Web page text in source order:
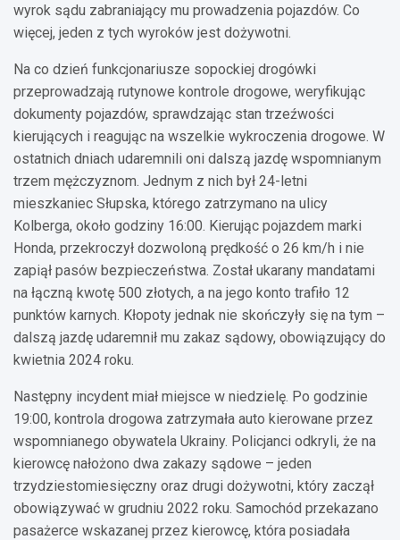
wyrok sądu zabraniający mu prowadzenia pojazdów. Co
więcej, jeden z tych wyroków jest dożywotni.
Na co dzień funkcjonariusze sopockiej drogówki
przeprowadzają rutynowe kontrole drogowe, weryfikując
dokumenty pojazdów, sprawdzając stan trzeźwości
kierujących i reagując na wszelkie wykroczenia drogowe. W
ostatnich dniach udaremnili oni dalszą jazdę wspomnianym
trzem mężczyznom. Jednym z nich był 24-letni
mieszkaniec Słupska, którego zatrzymano na ulicy
Kolberga, około godziny 16:00. Kierując pojazdem marki
Honda, przekroczył dozwoloną prędkość o 26 km/h i nie
zapiął pasów bezpieczeństwa. Został ukarany mandatami
na łączną kwotę 500 złotych, a na jego konto trafiło 12
punktów karnych. Kłopoty jednak nie skończyły się na tym –
dalszą jazdę udaremnił mu zakaz sądowy, obowiązujący do
kwietnia 2024 roku.
Następny incydent miał miejsce w niedzielę. Po godzinie
19:00, kontrola drogowa zatrzymała auto kierowane przez
wspomnianego obywatela Ukrainy. Policjanci odkryli, że na
kierowcę nałożono dwa zakazy sądowe – jeden
trzydziestomiesięczny oraz drugi dożywotni, który zaczął
obowiązywać w grudniu 2022 roku. Samochód przekazano
pasażerce wskazanej przez kierowcę, która posiadała